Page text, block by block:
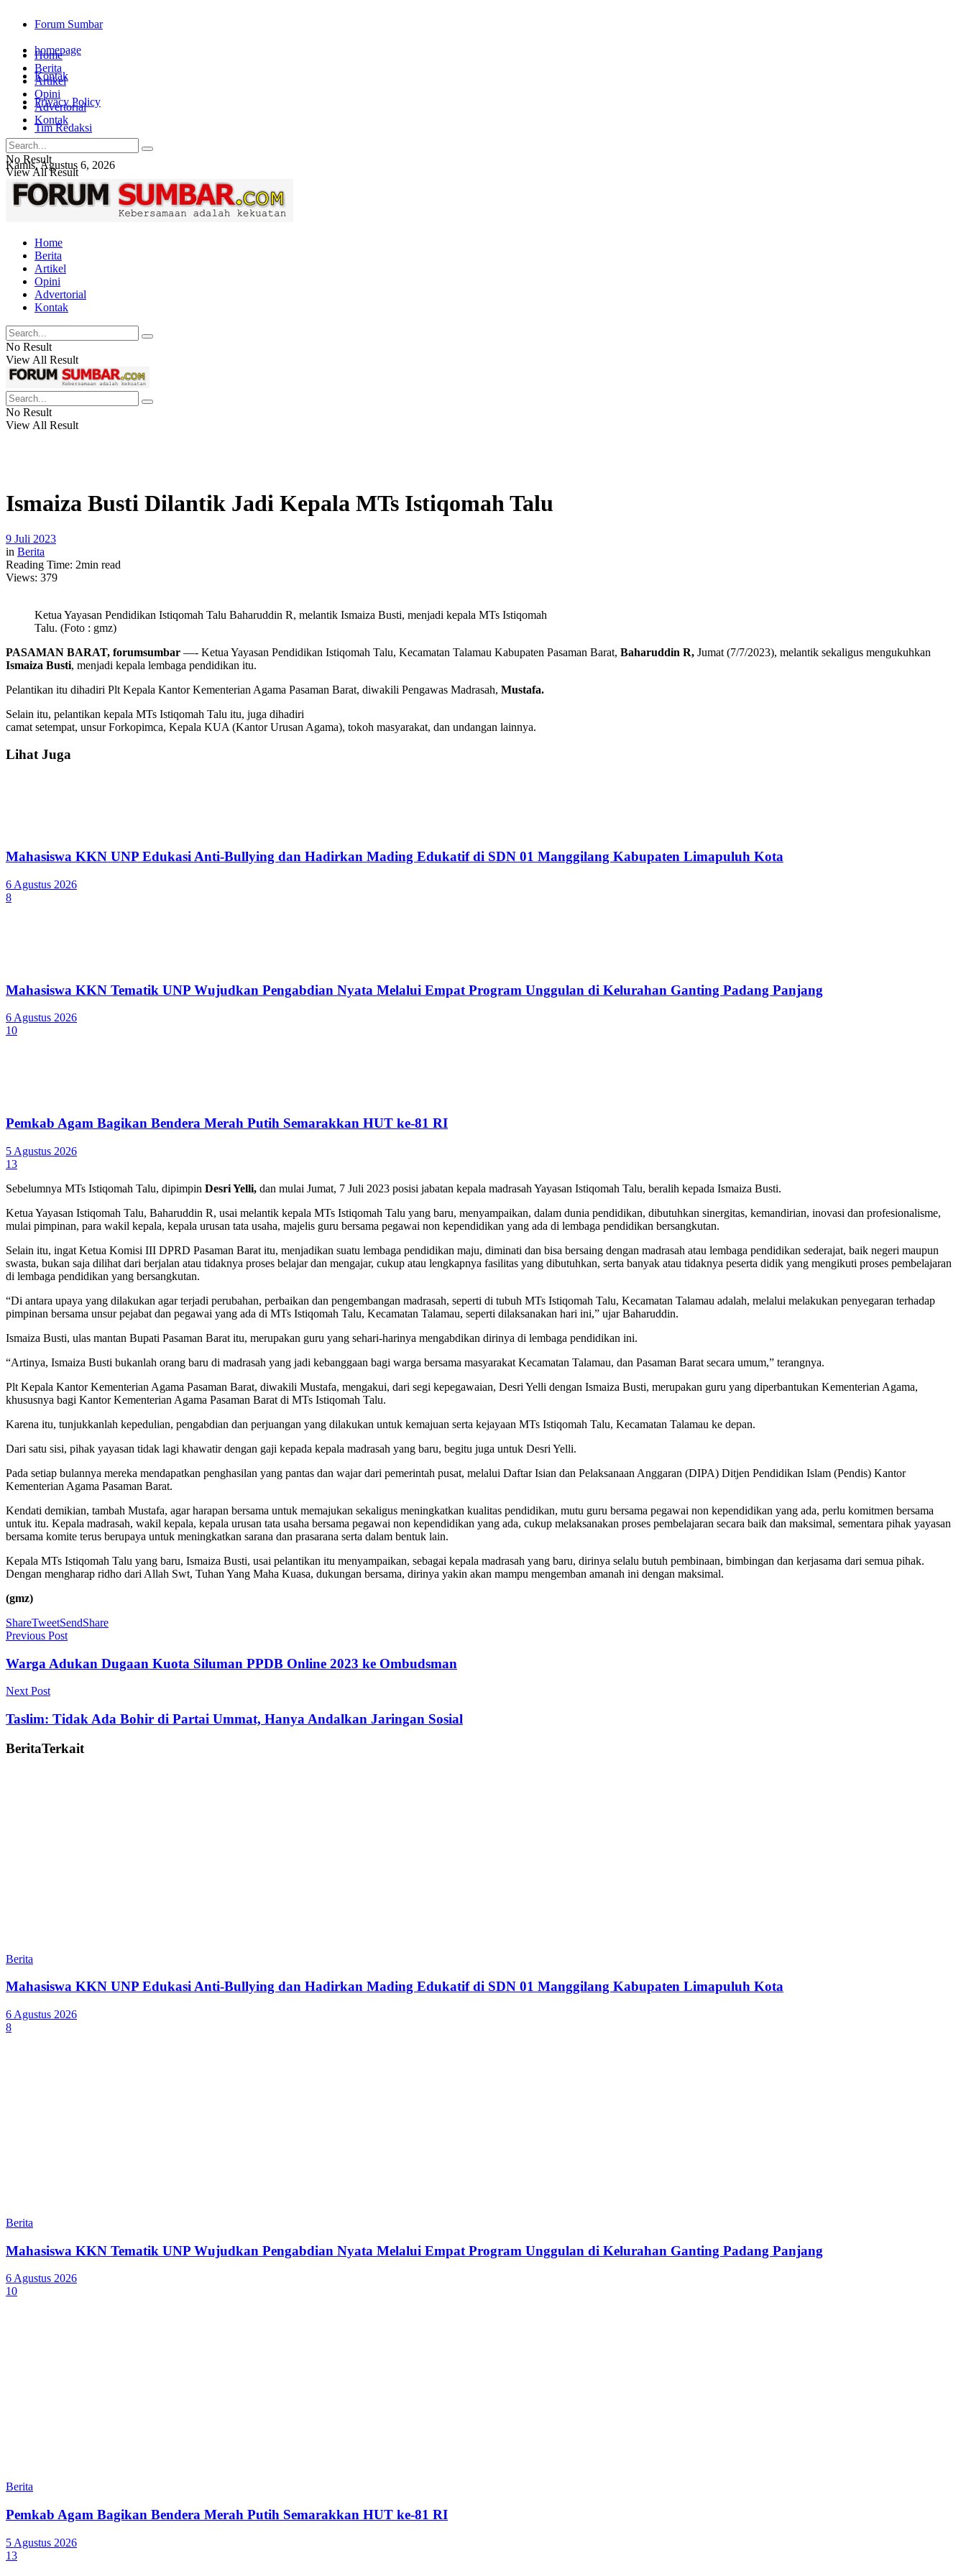
Forum Sumbar
homepage
Kontak
Privacy Policy
Tim Redaksi
Kamis, Agustus 6, 2026
Login
Home
Berita
Artikel
Opini
Advertorial
Kontak
No Result
View All Result
Home
Berita
Artikel
Opini
Advertorial
Kontak
No Result
View All Result
No Result
View All Result
Ismaiza Busti Dilantik Jadi Kepala MTs Istiqomah Talu
9 Juli 2023
in Berita
Reading Time: 2min read
Views: 379
Ketua Yayasan Pendidikan Istiqomah Talu Baharuddin R, melantik Ismaiza Busti, menjadi kepala MTs Istiqomah
Talu. (Foto : gmz)
PASAMAN BARAT, forumsumbar —- Ketua Yayasan Pendidikan Istiqomah Talu, Kecamatan Talamau Kabupaten Pasaman Barat, Baharuddin R, Jumat (7/7/2023), melantik sekaligus mengukuhkan
Ismaiza Busti, menjadi kepala lembaga pendidikan itu.
Pelantikan itu dihadiri Plt Kepala Kantor Kementerian Agama Pasaman Barat, diwakili Pengawas Madrasah, Mustafa.
Selain itu, pelantikan kepala MTs Istiqomah Talu itu, juga dihadiri
camat setempat, unsur Forkopimca, Kepala KUA (Kantor Urusan Agama), tokoh masyarakat, dan undangan lainnya.
Lihat Juga
Mahasiswa KKN UNP Edukasi Anti-Bullying dan Hadirkan Mading Edukatif di SDN 01 Manggilang Kabupaten Limapuluh Kota
6 Agustus 2026
8
Mahasiswa KKN Tematik UNP Wujudkan Pengabdian Nyata Melalui Empat Program Unggulan di Kelurahan Ganting Padang Panjang
6 Agustus 2026
10
Pemkab Agam Bagikan Bendera Merah Putih Semarakkan HUT ke-81 RI
5 Agustus 2026
13
Sebelumnya MTs Istiqomah Talu, dipimpin Desri Yelli, dan mulai Jumat, 7 Juli 2023 posisi jabatan kepala madrasah Yayasan Istiqomah Talu, beralih kepada Ismaiza Busti.
Ketua Yayasan Istiqomah Talu, Baharuddin R, usai melantik kepala MTs Istiqomah Talu yang baru, menyampaikan, dalam dunia pendidikan, dibutuhkan sinergitas, kemandirian, inovasi dan profesionalisme,
mulai pimpinan, para wakil kepala, kepala urusan tata usaha, majelis guru bersama pegawai non kependidikan yang ada di lembaga pendidikan bersangkutan.
Selain itu, ingat Ketua Komisi III DPRD Pasaman Barat itu, menjadikan suatu lembaga pendidikan maju, diminati dan bisa bersaing dengan madrasah atau lembaga pendidikan sederajat, baik negeri maupun
swasta, bukan saja dilihat dari berjalan atau tidaknya proses belajar dan mengajar, cukup atau lengkapnya fasilitas yang dibutuhkan, serta banyak atau tidaknya peserta didik yang mengikuti proses pembelajaran
di lembaga pendidikan yang bersangkutan.
“Di antara upaya yang dilakukan agar terjadi perubahan, perbaikan dan pengembangan madrasah, seperti di tubuh MTs Istiqomah Talu, Kecamatan Talamau adalah, melalui melakukan penyegaran terhadap
pimpinan bersama unsur pejabat dan pegawai yang ada di MTs Istiqomah Talu, Kecamatan Talamau, seperti dilaksanakan hari ini,” ujar Baharuddin.
Ismaiza Busti, ulas mantan Bupati Pasaman Barat itu, merupakan guru yang sehari-harinya mengabdikan dirinya di lembaga pendidikan ini.
“Artinya, Ismaiza Busti bukanlah orang baru di madrasah yang jadi kebanggaan bagi warga bersama masyarakat Kecamatan Talamau, dan Pasaman Barat secara umum,” terangnya.
Plt Kepala Kantor Kementerian Agama Pasaman Barat, diwakili Mustafa, mengakui, dari segi kepegawaian, Desri Yelli dengan Ismaiza Busti, merupakan guru yang diperbantukan Kementerian Agama,
khususnya bagi Kantor Kementerian Agama Pasaman Barat di MTs Istiqomah Talu.
Karena itu, tunjukkanlah kepedulian, pengabdian dan perjuangan yang dilakukan untuk kemajuan serta kejayaan MTs Istiqomah Talu, Kecamatan Talamau ke depan.
Dari satu sisi, pihak yayasan tidak lagi khawatir dengan gaji kepada kepala madrasah yang baru, begitu juga untuk Desri Yelli.
Pada setiap bulannya mereka mendapatkan penghasilan yang pantas dan wajar dari pemerintah pusat, melalui Daftar Isian dan Pelaksanaan Anggaran (DIPA) Ditjen Pendidikan Islam (Pendis) Kantor
Kementerian Agama Pasaman Barat.
Kendati demikian, tambah Mustafa, agar harapan bersama untuk memajukan sekaligus meningkatkan kualitas pendidikan, mutu guru bersama pegawai non kependidikan yang ada, perlu komitmen bersama
untuk itu. Kepala madrasah, wakil kepala, kepala urusan tata usaha bersama pegawai non kependidikan yang ada, cukup melaksanakan proses pembelajaran secara baik dan maksimal, sementara pihak yayasan
bersama komite terus berupaya untuk meningkatkan sarana dan prasarana serta dalam bentuk lain.
Kepala MTs Istiqomah Talu yang baru, Ismaiza Busti, usai pelantikan itu menyampaikan, sebagai kepala madrasah yang baru, dirinya selalu butuh pembinaan, bimbingan dan kerjasama dari semua pihak.
Dengan mengharap ridho dari Allah Swt, Tuhan Yang Maha Kuasa, dukungan bersama, dirinya yakin akan mampu mengemban amanah ini dengan maksimal.
(gmz)
ShareTweetSendShare
Previous Post
Warga Adukan Dugaan Kuota Siluman PPDB Online 2023 ke Ombudsman
Next Post
Taslim: Tidak Ada Bohir di Partai Ummat, Hanya Andalkan Jaringan Sosial
BeritaTerkait
Berita
Mahasiswa KKN UNP Edukasi Anti-Bullying dan Hadirkan Mading Edukatif di SDN 01 Manggilang Kabupaten Limapuluh Kota
6 Agustus 2026
8
Berita
Mahasiswa KKN Tematik UNP Wujudkan Pengabdian Nyata Melalui Empat Program Unggulan di Kelurahan Ganting Padang Panjang
6 Agustus 2026
10
Berita
Pemkab Agam Bagikan Bendera Merah Putih Semarakkan HUT ke-81 RI
5 Agustus 2026
13